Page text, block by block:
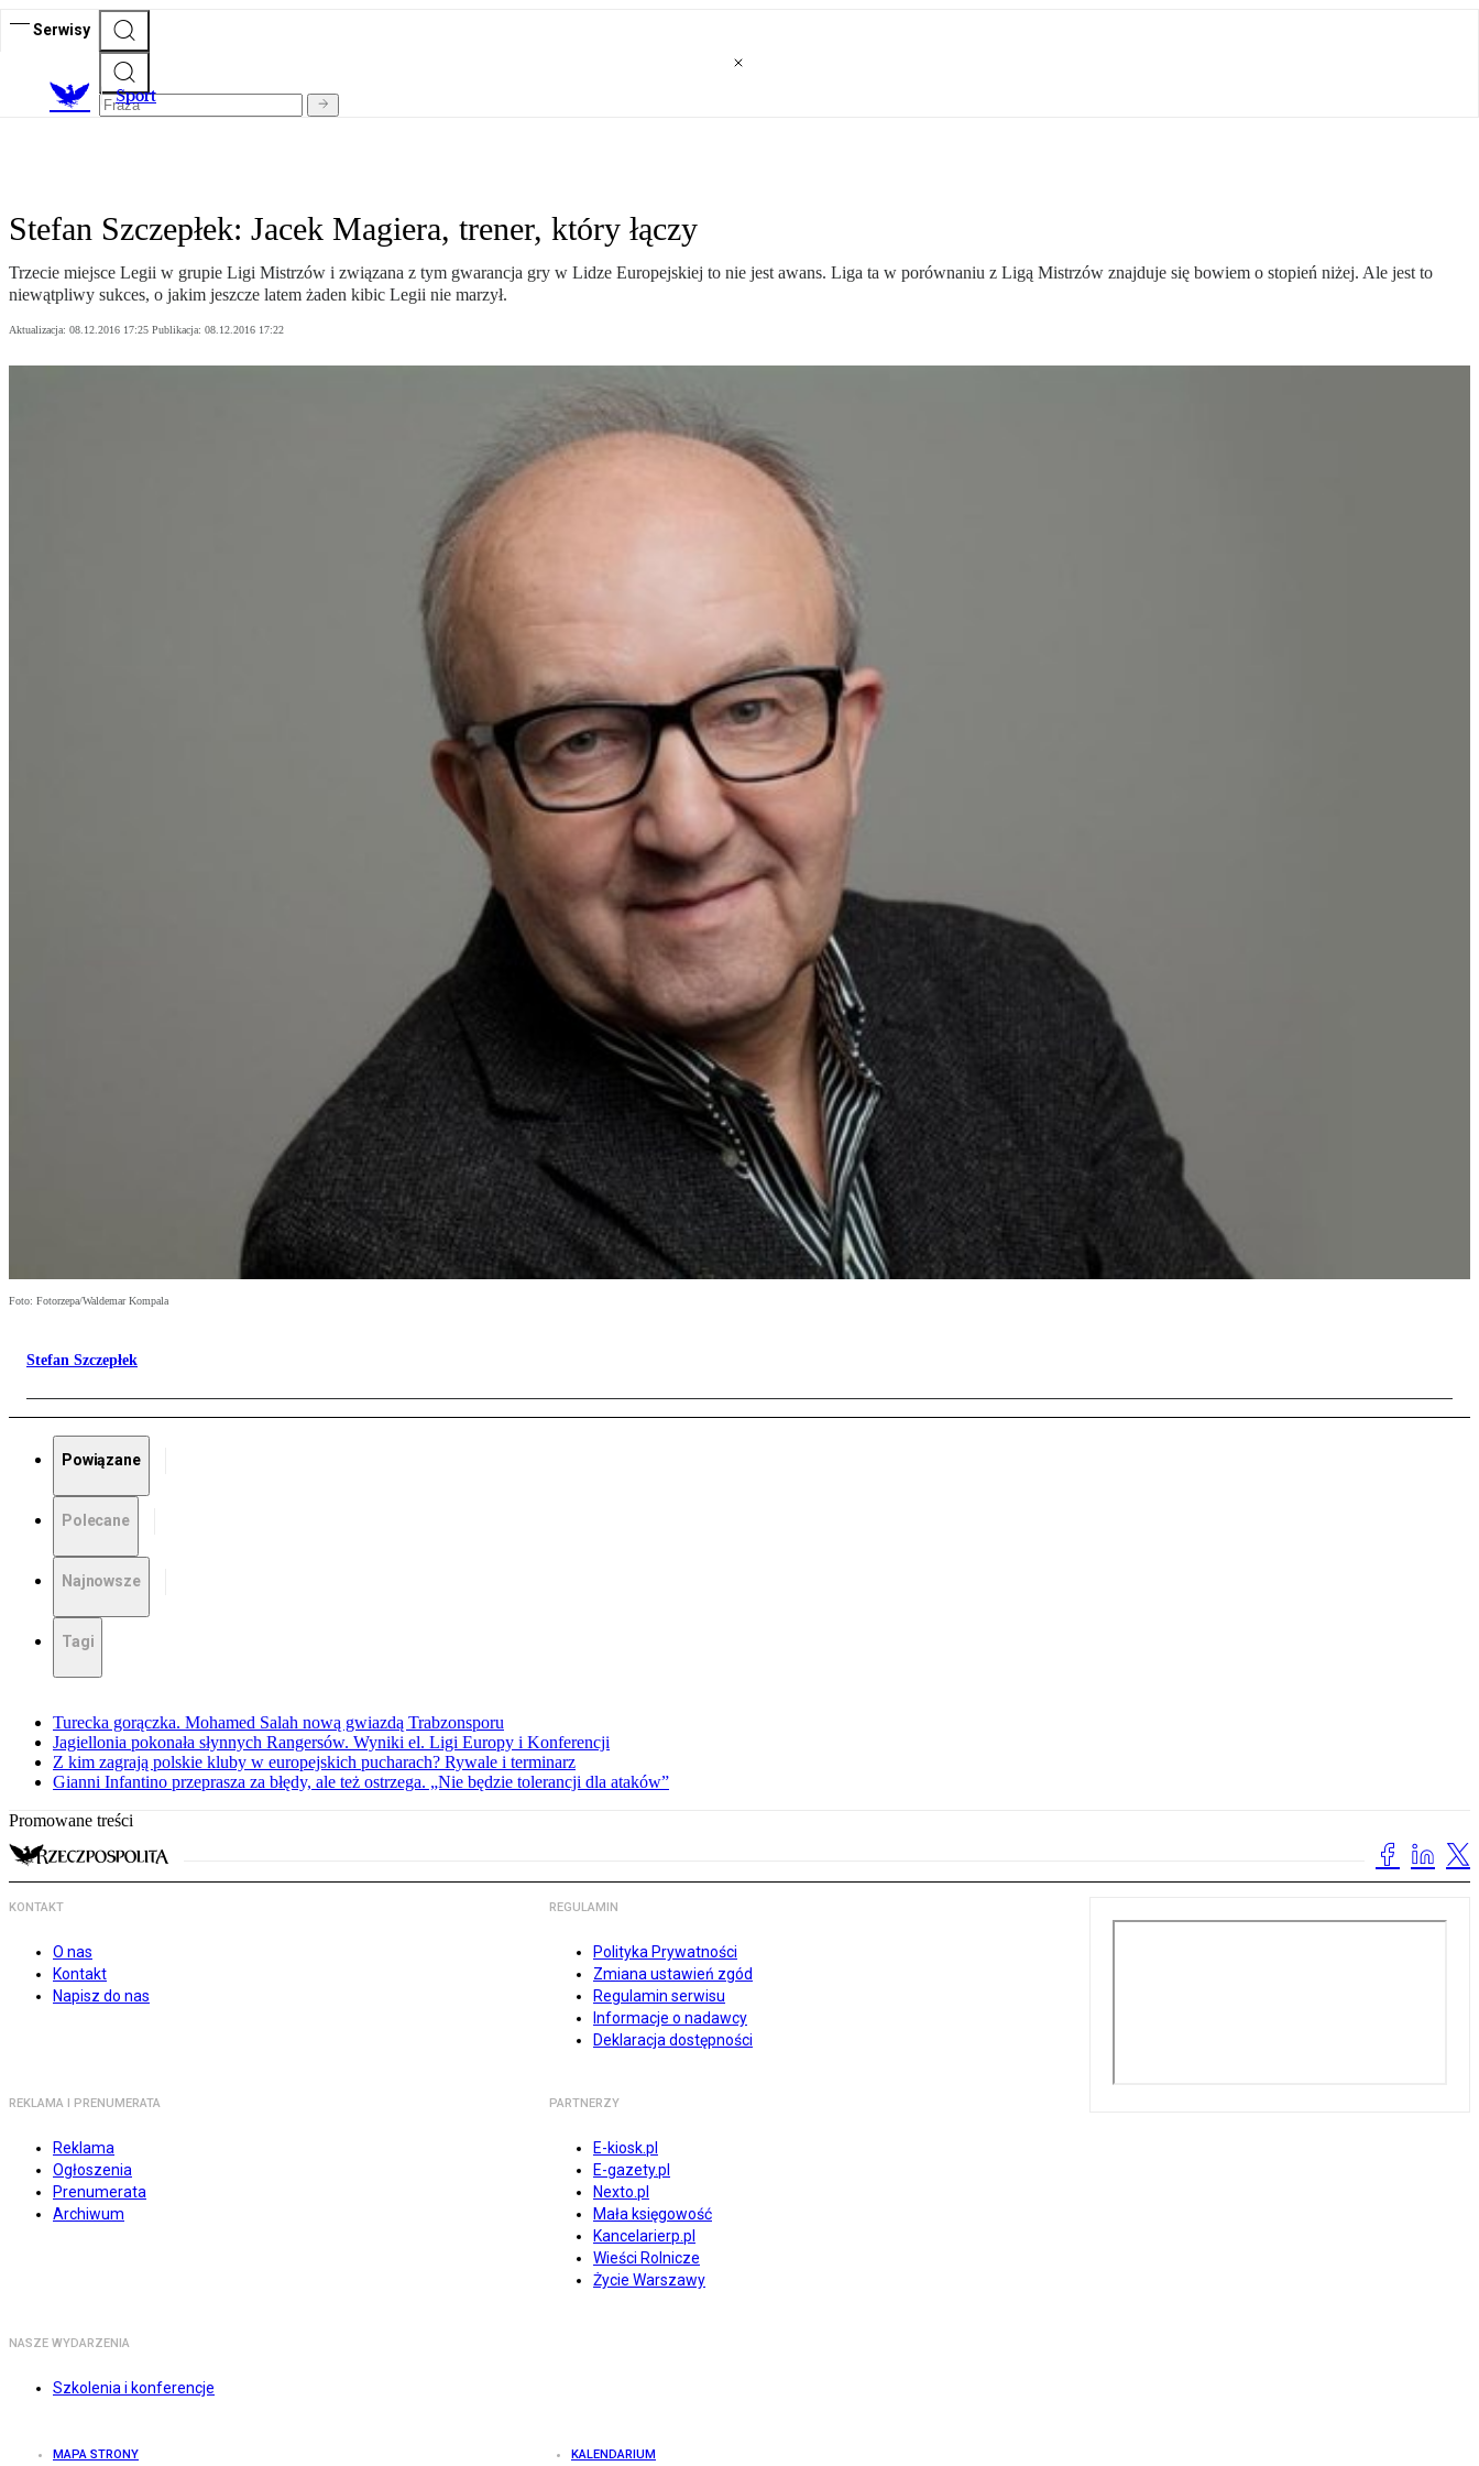
Serwisy
Sport
Stefan Szczepłek: Jacek Magiera, trener, który łączy
Trzecie miejsce Legii w grupie Ligi Mistrzów i związana z tym gwarancja gry w Lidze Europejskiej to nie jest awans. Liga ta w porównaniu z Ligą Mistrzów znajduje się bowiem o stopień niżej. Ale jest to
niewątpliwy sukces, o jakim jeszcze latem żaden kibic Legii nie marzył.
Aktualizacja: 08.12.2016 17:25 Publikacja: 08.12.2016 17:22
Foto: Fotorzepa/Waldemar Kompala
Stefan Szczepłek
Powiązane
Polecane
Najnowsze
Tagi
Turecka gorączka. Mohamed Salah nową gwiazdą Trabzonsporu
Jagiellonia pokonała słynnych Rangersów. Wyniki el. Ligi Europy i Konferencji
Z kim zagrają polskie kluby w europejskich pucharach? Rywale i terminarz
Gianni Infantino przeprasza za błędy, ale też ostrzega. „Nie będzie tolerancji dla ataków”
Promowane treści
KONTAKT
O nas
Kontakt
Napisz do nas
REGULAMIN
Polityka Prywatności
Zmiana ustawień zgód
Regulamin serwisu
Informacje o nadawcy
Deklaracja dostępności
REKLAMA I PRENUMERATA
Reklama
Ogłoszenia
Prenumerata
Archiwum
PARTNERZY
E-kiosk.pl
E-gazety.pl
Nexto.pl
Mała księgowość
Kancelarierp.pl
Wieści Rolnicze
Życie Warszawy
NASZE WYDARZENIA
Szkolenia i konferencje
MAPA STRONY KALENDARIUM